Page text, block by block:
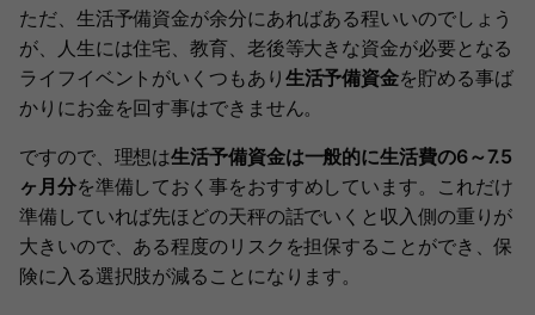
ただ、生活予備資金が余分にあればある程いいのでしょう
が、人生には住宅、教育、老後等大きな資金が必要となる
ライフイベントがいくつもあり 生活予備資金を貯める事ば
かりにお金を回す事はできません。
ですので、理想は生活予備資金は一般的に生活費の6～7.5
ヶ月分を準備しておく事をおすすめしています。これだけ
準備していれば先ほどの天秤の話でいくと収入側の重りが
大きいので、ある程度のリスクを担保することができ、保
険に入る選択肢が減ることになります。